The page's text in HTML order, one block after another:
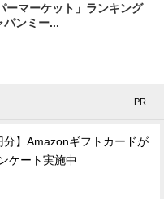
ーマーケット」ランキング
ンミー...
- PR -
分】Amazonギフトカードが
ケート実施中